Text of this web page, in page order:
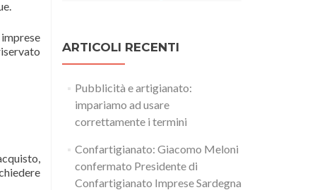
ARTICOLI RECENTI
Pubblicità e artigianato:
impariamo ad usare
correttamente i termini
Confartigianato: Giacomo Meloni
confermato Presidente di
Confartigianato Imprese Sardegna